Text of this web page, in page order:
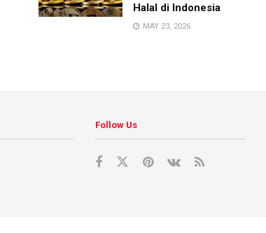
Halal di Indonesia
MAY 23, 2026
Follow Us